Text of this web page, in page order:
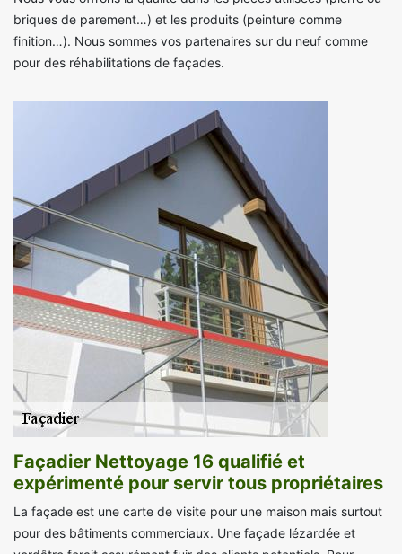
briques de parement…) et les produits (peinture comme
finition…). Nous sommes vos partenaires sur du neuf comme
pour des réhabilitations de façades.
Façadier Nettoyage 16 qualifié et
expérimenté pour servir tous propriétaires
La façade est une carte de visite pour une maison mais surtout
pour des bâtiments commerciaux. Une façade lézardée et